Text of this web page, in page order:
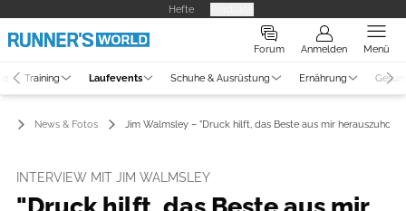
Hefte
Forum Anmelden Menü
Training Laufevents Schuhe & Ausrüstung Ernährung
News & Fotos Jim Walmsley – "Druck hilft, das Beste aus mir
INTERVIEW MIT JIM WALMSLEY